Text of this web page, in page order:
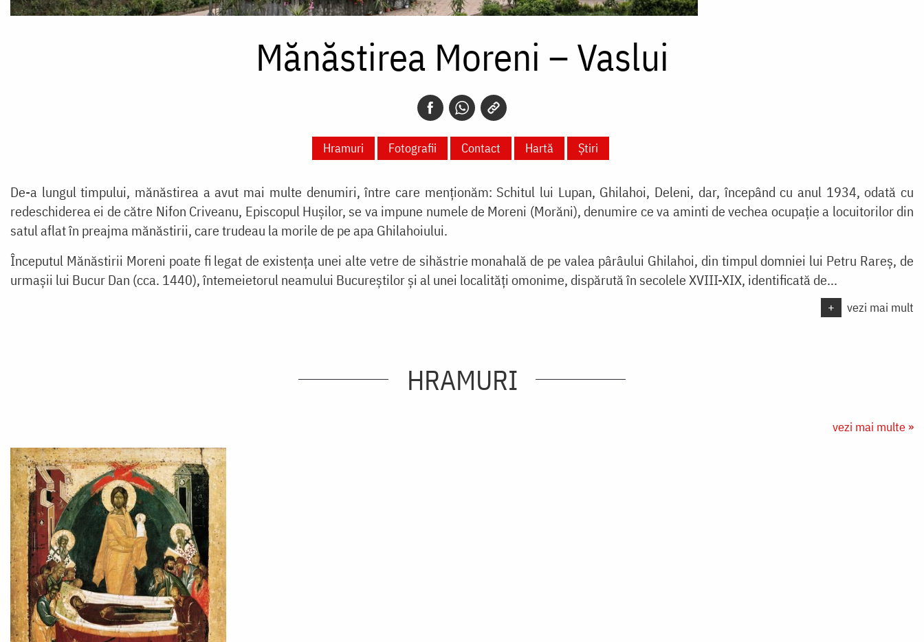
Mănăstirea Moreni – Vaslui
Hramuri Fotografii Contact Hartă Știri
De-a lungul timpului, mănăstirea a avut mai multe denumiri, între care menționăm: Schitul lui Lupan, Ghilahoi, Deleni, dar, începând cu anul 1934, odată cu
redeschiderea ei de către Nifon Criveanu, Episcopul Hușilor, se va impune numele de Moreni (Morăni), denumire ce va aminti de vechea ocupație a locuitorilor din
satul aflat în preajma mănăstirii, care trudeau la morile de pe apa Ghilahoiului.
Începutul Mănăstirii Moreni poate fi legat de existența unei alte vetre de sihăstrie monahală de pe valea pârâului Ghilahoi, din timpul domniei lui Petru Rareș, de
urmașii lui Bucur Dan (cca. 1440), întemeietorul neamului Bucureștilor și al unei localități omonime, dispărută în secolele XVIII-XIX, identificată de...
+ vezi mai mult
HRAMURI
vezi mai multe »